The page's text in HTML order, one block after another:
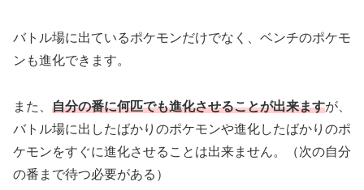
バトル場に出ているポケモンだけでなく、ベンチのポケモ
ンも進化できます。
また、 自分の番に何匹でも進化させることが出来ますが、
バトル場に出したばかりのポケモンや進化したばかりのポ
ケモンをすぐに進化させることは出来ません。（次の自分
の番まで待つ必要がある）